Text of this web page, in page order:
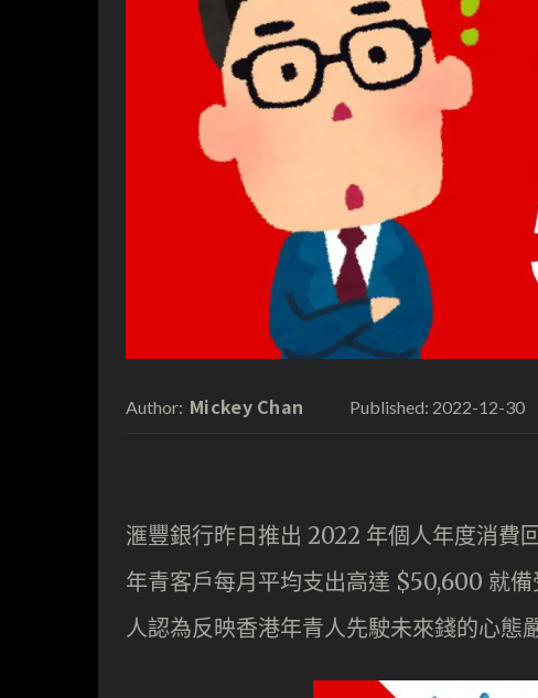
Author: Mickey Chan Published: 2022-12-30
滙豐銀行昨日推出 2022 年個人年度消費
年青客戶每月平均支出高達 $50,600 就
人認為反映香港年青人先駛未來錢的心態